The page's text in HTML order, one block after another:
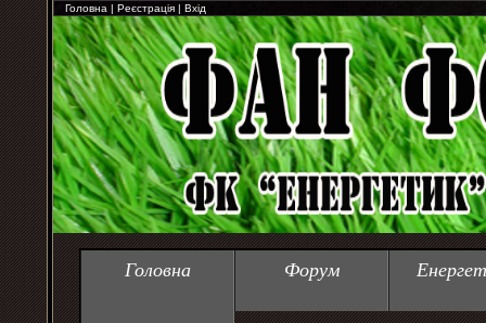
Головна | Реєстрація | Вхід
Головна Форум